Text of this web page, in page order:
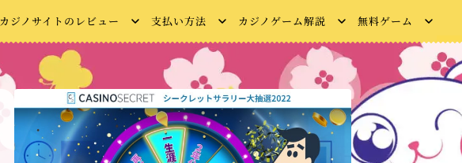
カジノサイトのレビュー 支払い方法 カジノゲーム解説 無料ゲーム